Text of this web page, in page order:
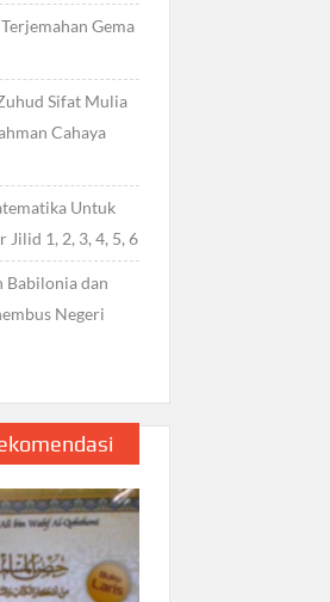
Gema
Sifat Mulia
Cahaya
Untuk
Jilid 1, 2, 3, 4, 5, 6
Babilonia dan
Negeri